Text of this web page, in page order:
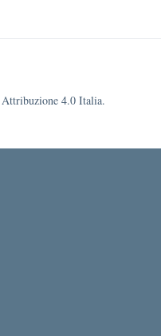
Attribuzione 4.0 Italia.